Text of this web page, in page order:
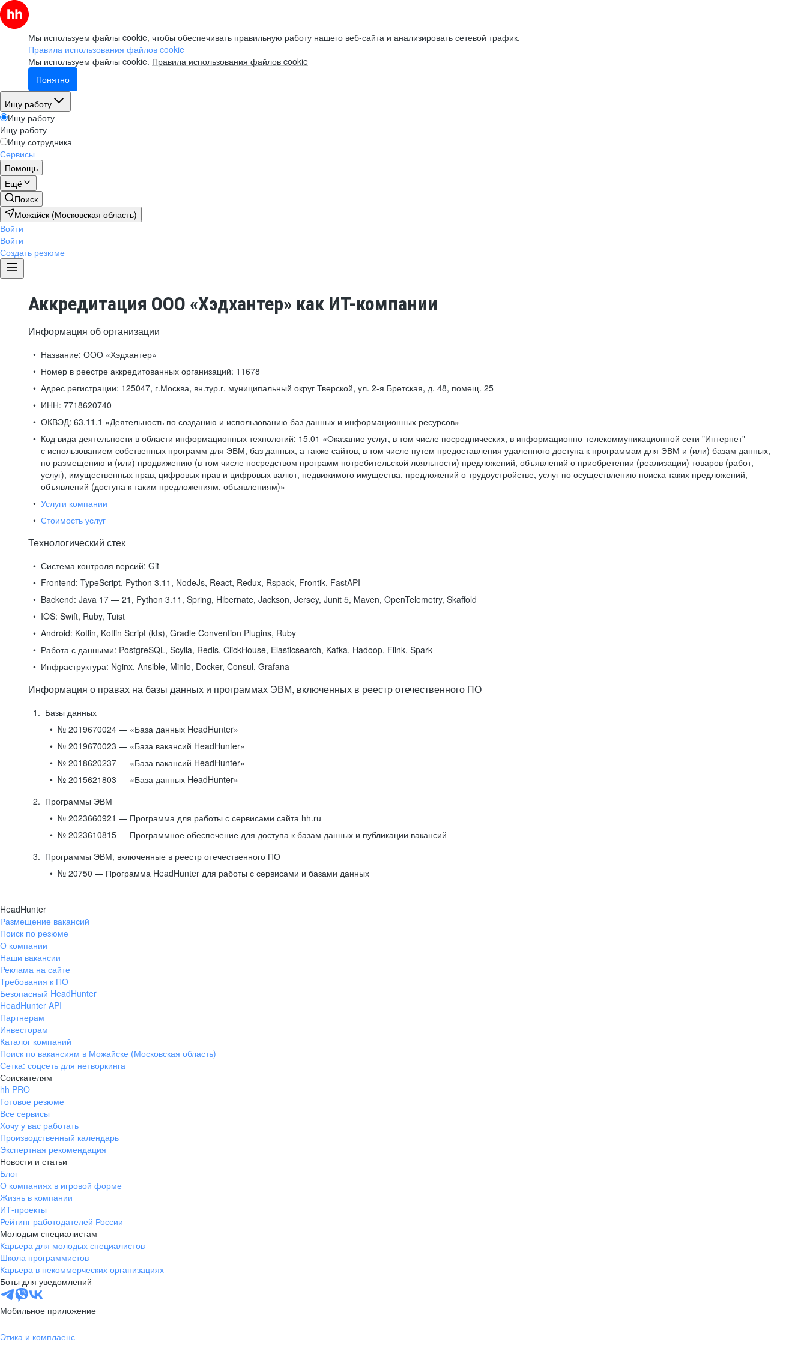
Мы используем файлы cookie, чтобы обеспечивать правильную работу нашего веб-сайта и анализировать сетевой трафик.
Правила использования файлов cookie
Мы используем файлы cookie. Правила использования файлов cookie
Понятно
Ищу работу
Ищу работу
Ищу работу
Ищу сотрудника
Сервисы
Помощь
Ещё
Поиск
Можайск (Московская область)
Войти
Войти
Создать резюме
Аккредитация ООО «Хэдхантер» как ИТ-компании
Информация об организации
Название: ООО «Хэдхантер»
Номер в реестре аккредитованных организаций: 11678
Адрес регистрации: 125047, г.Москва, вн.тур.г. муниципальный округ Тверской, ул. 2-я Бретская, д. 48, помещ. 25
ИНН: 7718620740
ОКВЭД: 63.11.1 «Деятельность по созданию и использованию баз данных и информационных ресурсов»
Код вида деятельности в области информационных технологий: 15.01 «Оказание услуг, в том числе посреднических, в информационно-телекоммуникационной сети "Интернет"
с использованием собственных программ для ЭВМ, баз данных, а также сайтов, в том числе путем предоставления удаленного доступа к программам для ЭВМ и (или) базам данных,
по размещению и (или) продвижению (в том числе посредством программ потребительской лояльности) предложений, объявлений о приобретении (реализации) товаров (работ,
услуг), имущественных прав, цифровых прав и цифровых валют, недвижимого имущества, предложений о трудоустройстве, услуг по осуществлению поиска таких предложений,
объявлений (доступа к таким предложениям, объявлениям)»
Услуги компании
Стоимость услуг
Технологический стек
Система контроля версий: Git
Frontend: TypeScript, Python 3.11, NodeJs, React, Redux, Rspack, Frontik, FastAPI
Backend: Java 17 — 21, Python 3.11, Spring, Hibernate, Jackson, Jersey, Junit 5, Maven, OpenTelemetry, Skaffold
IOS: Swift, Ruby, Tuist
Android: Kotlin, Kotlin Script (kts), Gradle Convention Plugins, Ruby
Работа с данными: PostgreSQL, Scylla, Redis, ClickHouse, Elasticsearch, Kafka, Hadoop, Flink, Spark
Инфраструктура: Nginx, Ansible, MinIo, Docker, Consul, Grafana
Информация о правах на базы данных и программах ЭВМ, включенных в реестр отечественного ПО
Базы данных
№ 2019670024 — «База данных HeadHunter»
№ 2019670023 — «База вакансий HeadHunter»
№ 2018620237 — «База вакансий HeadHunter»
№ 2015621803 — «База данных HeadHunter»
Программы ЭВМ
№ 2023660921 — Программа для работы с сервисами сайта hh.ru
№ 2023610815 — Программное обеспечение для доступа к базам данных и публикации вакансий
Программы ЭВМ, включенные в реестр отечественного ПО
№ 20750 — Программа HeadHunter для работы с сервисами и базами данных
HeadHunter
Размещение вакансий
Поиск по резюме
О компании
Наши вакансии
Реклама на сайте
Требования к ПО
Безопасный HeadHunter
HeadHunter API
Партнерам
Инвесторам
Каталог компаний
Поиск по вакансиям в Можайске (Московская область)
Сетка: соцсеть для нетворкинга
Соискателям
hh PRO
Готовое резюме
Все сервисы
Хочу у вас работать
Производственный календарь
Экспертная рекомендация
Новости и статьи
Блог
О компаниях в игровой форме
Жизнь в компании
ИТ-проекты
Рейтинг работодателей России
Молодым специалистам
Карьера для молодых специалистов
Школа программистов
Карьера в некоммерческих организациях
Боты для уведомлений
Мобильное приложение
Этика и комплаенс